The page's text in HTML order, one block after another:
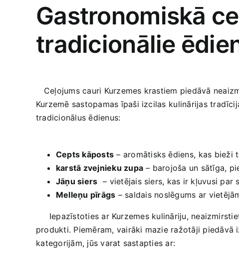
Gastronomiskā
tradicionālie
​Ceļojums cauri‌ Kurzemes krastiem‌ piedāvā
Kurzemē‍ sastopamas ‌īpaši izcilas ⁢kulinārijas
tradicionālus ​ēdienus:
Cepts kāposts – aromātisks ēdiens,⁢ kas bieži
karstā zvejnieku zupa – barojoša ‌un sātīga,
Jāņu siers
– vietējais siers, kas ‌ir kļuvusi par
Melleņu pīrāgs – saldais⁤ noslēgums ar
Iepazīstoties ar Kurzemes kulināriju,
produkti. Piemēram, vairāki mazie ražotāji
⁣kategorijām, jūs​ varat sastapties​ ar: